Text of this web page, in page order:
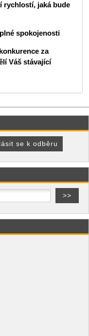
rychlostí, jaká bude
spokojenosti
za
Váš stávající